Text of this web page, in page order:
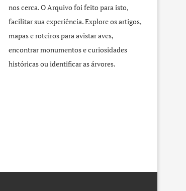
nos cerca. O Arquivo foi feito para isto,
facilitar sua experiência. Explore os artigos,
mapas e roteiros para avistar aves,
encontrar monumentos e curiosidades
históricas ou identificar as árvores.